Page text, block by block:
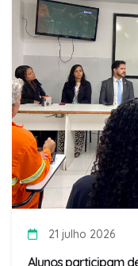
21 julho 2026
Alunos participam